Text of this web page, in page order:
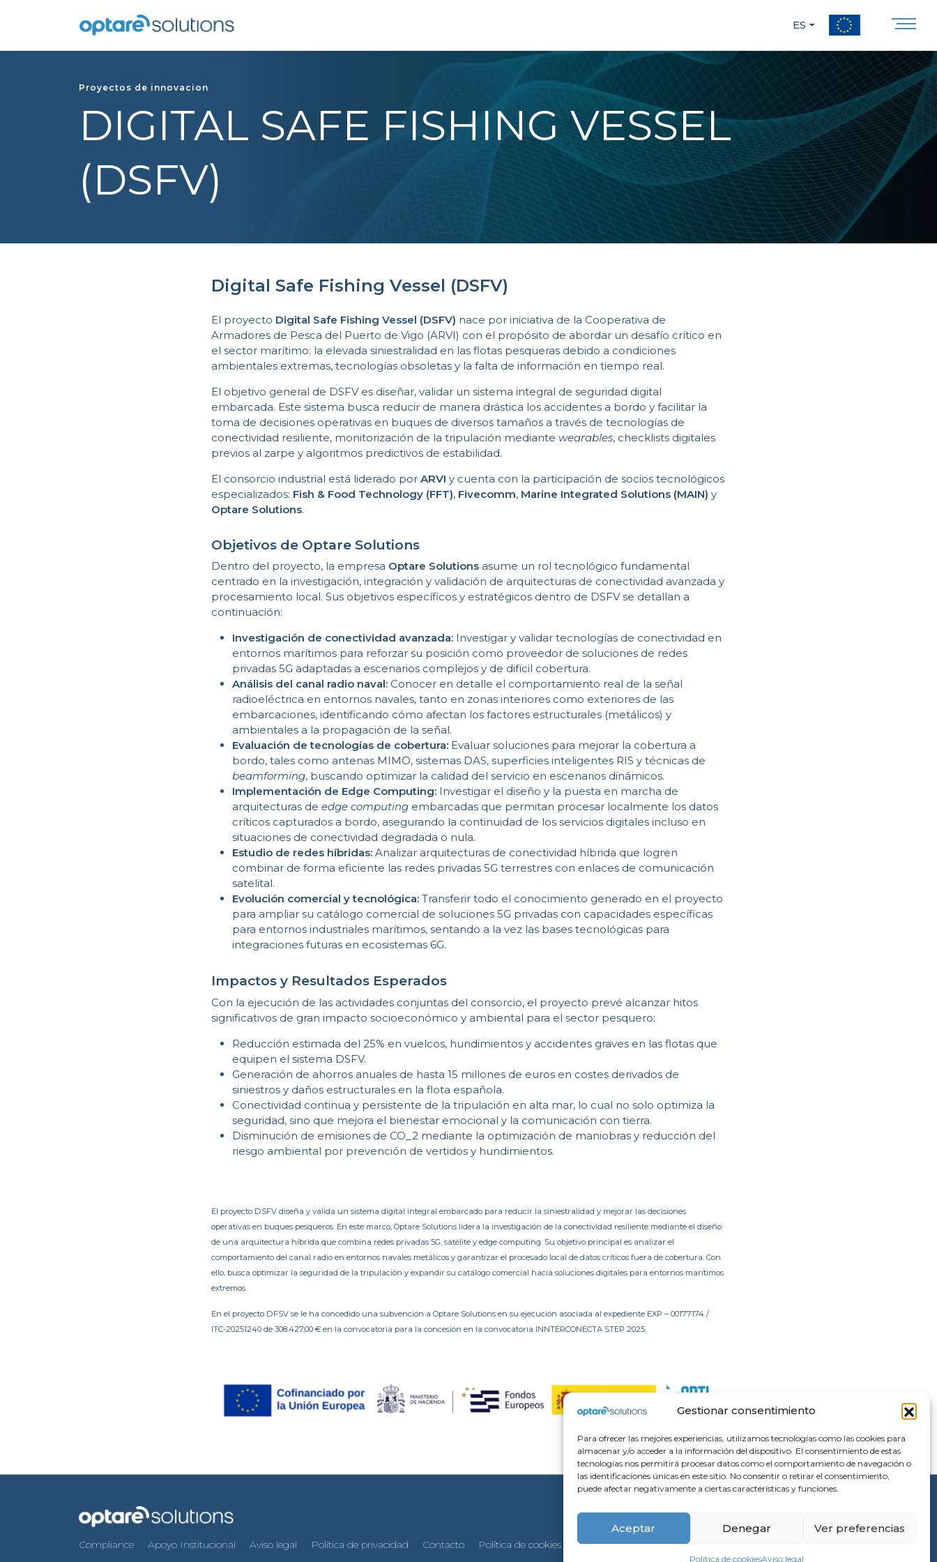
Gestionar consentimiento
Para ofrecer las mejores experiencias, utilizamos tecnologías como las cookies para
almacenar y/o acceder a la información del dispositivo. El consentimiento de estas
tecnologías nos permitirá procesar datos como el comportamiento de navegación o
las identificaciones únicas en este sitio. No consentir o retirar el consentimiento,
puede afectar negativamente a ciertas características y funciones.
Aceptar Denegar Ver preferencias
Política de cookiesAviso legal
ES
Proyectos de innovacion
DIGITAL SAFE FISHING VESSEL
(DSFV)
Digital Safe Fishing Vessel (DSFV)
El proyecto Digital Safe Fishing Vessel (DSFV) nace por iniciativa de la Cooperativa de
Armadores de Pesca del Puerto de Vigo (ARVI) con el propósito de abordar un desafío crítico en
el sector marítimo: la elevada siniestralidad en las flotas pesqueras debido a condiciones
ambientales extremas, tecnologías obsoletas y la falta de información en tiempo real.
El objetivo general de DSFV es diseñar, validar un sistema integral de seguridad digital
embarcada. Este sistema busca reducir de manera drástica los accidentes a bordo y facilitar la
toma de decisiones operativas en buques de diversos tamaños a través de tecnologías de
conectividad resiliente, monitorización de la tripulación mediante wearables, checklists digitales
previos al zarpe y algoritmos predictivos de estabilidad.
El consorcio industrial está liderado porARVI y cuenta con la participación de socios tecnológicos
especializados: Fish & Food Technology (FFT), Fivecomm, Marine Integrated Solutions (MAIN) y
Optare Solutions.
Objetivos de Optare Solutions
Dentro del proyecto, la empresa Optare Solutions asume un rol tecnológico fundamental
centrado en la investigación, integración y validación de arquitecturas de conectividad avanzada y
procesamiento local. Sus objetivos específicos y estratégicos dentro de DSFV se detallan a
continuación:
Investigación de conectividad avanzada: Investigar y validar tecnologías de conectividad en
entornos marítimos para reforzar su posición como proveedor de soluciones de redes
privadas 5G adaptadas a escenarios complejos y de difícil cobertura.
Análisis del canal radio naval: Conocer en detalle el comportamiento real de la señal
radioeléctrica en entornos navales, tanto en zonas interiores como exteriores de las
embarcaciones, identificando cómo afectan los factores estructurales (metálicos) y
ambientales a la propagación de la señal.
Evaluación de tecnologías de cobertura: Evaluar soluciones para mejorar la cobertura a
bordo, tales como antenas MIMO, sistemas DAS, superficies inteligentes RIS y técnicas de
beamforming, buscando optimizar la calidad del servicio en escenarios dinámicos.
Implementación de Edge Computing: Investigar el diseño y la puesta en marcha de
arquitecturas deedge computing embarcadas que permitan procesar localmente los datos
críticos capturados a bordo, asegurando la continuidad de los servicios digitales incluso en
situaciones de conectividad degradada o nula.
Estudio de redes híbridas: Analizar arquitecturas de conectividad híbrida que logren
combinar de forma eficiente las redes privadas 5G terrestres con enlaces de comunicación
satelital.
Evolución comercial y tecnológica: Transferir todo el conocimiento generado en el proyecto
para ampliar su catálogo comercial de soluciones 5G privadas con capacidades específicas
para entornos industriales marítimos, sentando a la vez las bases tecnológicas para
integraciones futuras en ecosistemas 6G.
Impactos y Resultados Esperados
Con la ejecución de las actividades conjuntas del consorcio, el proyecto prevé alcanzar hitos
significativos de gran impacto socioeconómico y ambiental para el sector pesquero:
Reducción estimada del 25% en vuelcos, hundimientos y accidentes graves en las flotas que
equipen el sistema DSFV.
Generación de ahorros anuales de hasta 15 millones de euros en costes derivados de
siniestros y daños estructurales en la flota española.
Conectividad continua y persistente de la tripulación en alta mar, lo cual no solo optimiza la
seguridad, sino que mejora el bienestar emocional y la comunicación con tierra.
Disminución de emisiones de CO_2 mediante la optimización de maniobras y reducción del
riesgo ambiental por prevención de vertidos y hundimientos.
El proyecto DSFV diseña y valida un sistema digital integral embarcado para reducir la siniestralidad y mejorar las decisiones
operativas en buques pesqueros. En este marco, Optare Solutions lidera la investigación de la conectividad resiliente mediante el diseño
de una arquitectura híbrida que combina redes privadas 5G, satélite y edge computing. Su objetivo principal es analizar el
comportamiento del canal radio en entornos navales metálicos y garantizar el procesado local de datos críticos fuera de cobertura. Con
ello, busca optimizar la seguridad de la tripulación y expandir su catálogo comercial hacia soluciones digitales para entornos marítimos
extremos.
En el proyecto DFSV se le ha concedido una subvención a Optare Solutions en su ejecución asociada al expediente EXP – 00177174 /
ITC-20251240 de 308.427,00 € en la convocatoria para la concesión en la convocatoria INNTERCONECTA STEP 2025.
Compliance Apoyo Institucional Aviso legal Política de privacidad Contacto Política de cookies Política de Seguridad SGSI